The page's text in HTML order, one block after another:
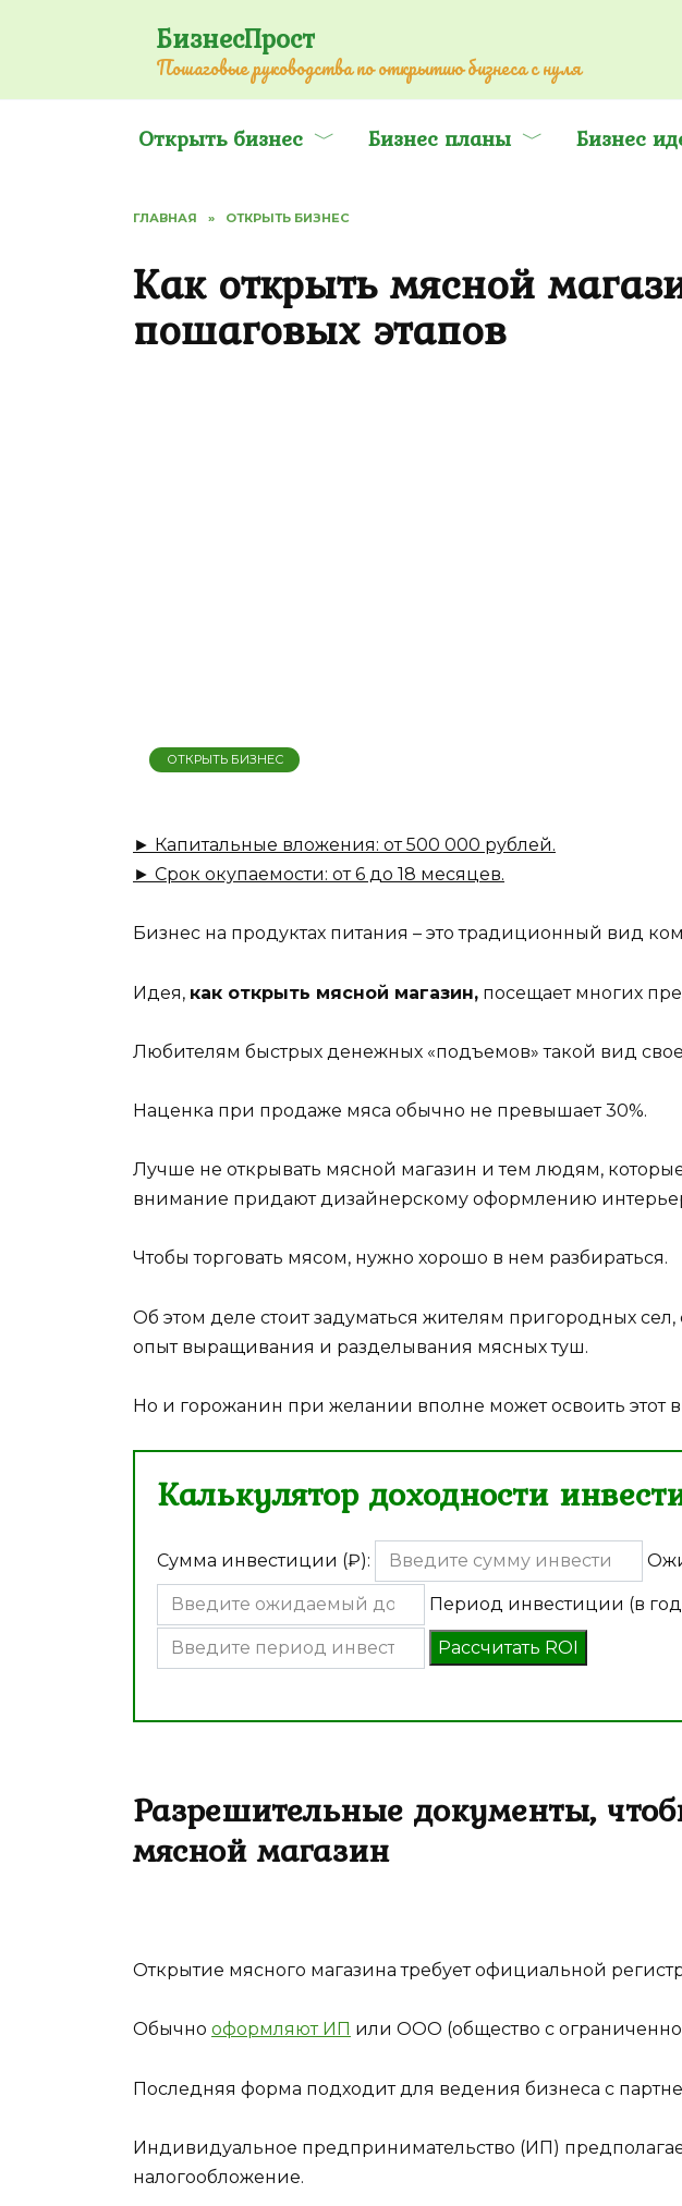
БизнесПрост
Пошаговые руководства по открытию бизнеса с нуля
Открыть бизнес Бизнес планы Бизнес
ГЛАВНАЯ » ОТКРЫТЬ БИЗНЕС
Как открыть мясной
пошаговых этапов
ОТКРЫТЬ БИЗНЕС
► Капитальные вложения: от 500 000 рублей.
► Срок окупаемости: от 6 до 18 месяцев.
Бизнес на продуктах питания – это традиционный вид
Идея, как открыть мясной магазин, посещает многих
Любителям быстрых денежных «подъемов» такой вид
Наценка при продаже мяса обычно не превышает 30%.
Лучше не открывать мясной магазин и тем людям,
внимание придают дизайнерскому оформлению
Чтобы торговать мясом, нужно хорошо в нем разбираться.
Об этом деле стоит задуматься жителям пригородных
опыт выращивания и разделывания мясных туш.
Но и горожанин при желании вполне может освоить этот
Калькулятор доходности
Сумма инвестиции (₽):
Период инвестиции (в
Рассчитать ROI
Разрешительные документы,
мясной магазин
Открытие мясного магазина требует официальной
Обычно оформляют ИП или ООО (общество с
Последняя форма подходит для ведения бизнеса с
Индивидуальное предпринимательство (ИП)
налогообложение.